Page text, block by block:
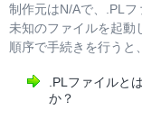
制作元はN/Aで、.PL
未知のファイルを起動
順序で手続きを行う
.PLファイルと
か？